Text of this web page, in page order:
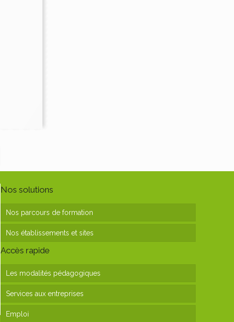
Nos solutions
Nos parcours de formation
Nos établissements et sites
Accès rapide
Les modalités pédagogiques
Services aux entreprises
Emploi